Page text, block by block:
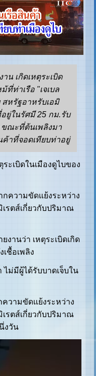
น เกิดเหตุระเบิด
ที่ท่าเรือ "เจเบล
หรัฐอาหรับเอมิ
ยู่ในรัศมี 25 กม.รับ
ขณะที่ต้นเพลิงมา
ค้าที่จอดเทียบท่าอยู่
ะเบิดในเมืองดูไบของ
ความขัดแย้งระหว่าง
เรตส์เกี่ยวกับปริมาณ
านว่า เหตุระเบิดเกิด
ชื้อเพลิง
ม่มีผู้ได้รับบาดเจ็บใน
วามขัดแย้งระหว่าง
เรตส์เกี่ยวกับปริมาณ
งวัน